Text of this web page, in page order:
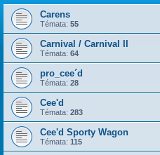
Carens
Témata: 55
Carnival / Carnival II
Témata: 64
pro_cee´d
Témata: 28
Cee'd
Témata: 283
Cee'd Sporty Wagon
Témata: 115